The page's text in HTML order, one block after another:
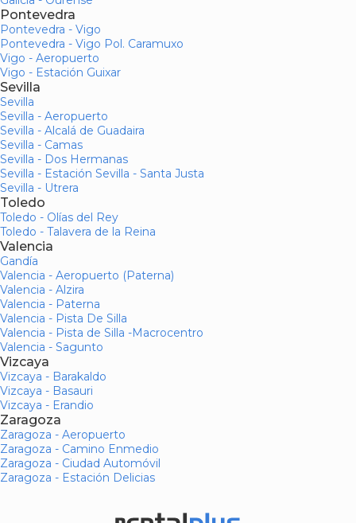
Pontevedra
Pontevedra - Vigo
Pontevedra - Vigo Pol. Caramuxo
Vigo - Aeropuerto
Vigo - Estación Guixar
Sevilla
Sevilla
Sevilla - Aeropuerto
Sevilla - Alcalá de Guadaira
Sevilla - Camas
Sevilla - Dos Hermanas
Sevilla - Estación Sevilla - Santa Justa
Sevilla - Utrera
Toledo
Toledo - Olías del Rey
Toledo - Talavera de la Reina
Valencia
Gandía
Valencia - Aeropuerto (Paterna)
Valencia - Alzira
Valencia - Paterna
Valencia - Pista De Silla
Valencia - Pista de Silla -Macrocentro
Valencia - Sagunto
Vizcaya
Vizcaya - Barakaldo
Vizcaya - Basauri
Vizcaya - Erandio
Zaragoza
Zaragoza - Aeropuerto
Zaragoza - Camino Enmedio
Zaragoza - Ciudad Automóvil
Zaragoza - Estación Delicias